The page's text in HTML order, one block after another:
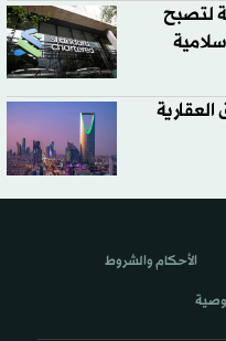
لتصبح
الأحكام والشروط